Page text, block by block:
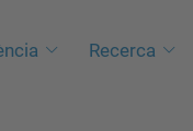
Recerca